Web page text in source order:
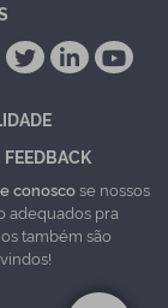
FEEDBACK
conoscose nossos
adequados pra
também são